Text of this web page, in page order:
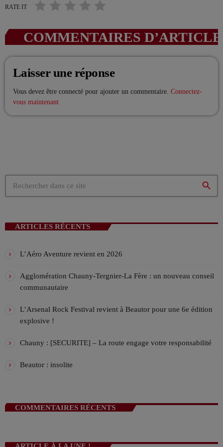
!
VIV’MATIN 07H/10H ! Avec AKSEL
07:00 - 10:00
10:00 - 13:00
RATE IT
COMMENTAIRES
Laisser une réponse
Vous devez être connecté pour ajouter un commentaire. Connectez-
vous maintenant
search
ARTICLES RÉCENTS
L’Aéro Aventure revient en 2026
Agglomération Chauny-Tergnier-La Fère : un nouveau conseil
communautaire
L’Arsenal Rock Festival revient à Beautor pour une 6e édition
explosive !
Chauny : [SECURITE] – La route engage votre responsabilité
Beautor : insolite
COMMENTAIRES RÉCENTS